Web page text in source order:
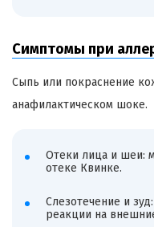
Симптомы при
Сыпь или покраснение
анафилактическом шоке.
Отеки лица и шеи:
отеке Квинке.
Слезотечение и
реакции на